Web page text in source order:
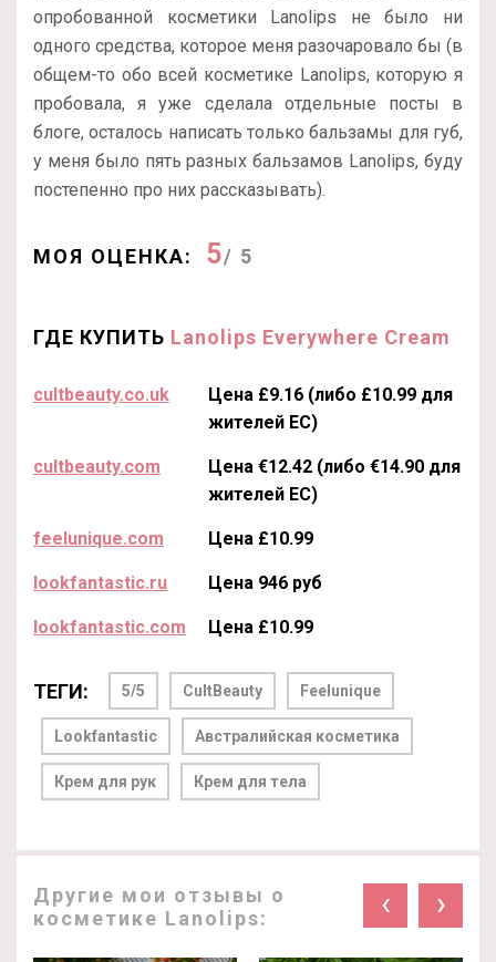
опробованной косметики Lanolips не было ни
одного средства, которое меня разочаровало бы (в
общем-то обо всей косметике Lanolips, которую я
пробовала, я уже сделала отдельные посты в
блоге, осталось написать только бальзамы для губ,
у меня было пять разных бальзамов Lanolips, буду
постепенно про них рассказывать).
МОЯ ОЦЕНКА: 5/ 5
ГДЕ КУПИТЬ Lanolips Everywhere Cream
cultbeauty.co.uk
Цена £9.16 (либо £10.99 для
жителей ЕС)
cultbeauty.com
Цена €12.42 (либо €14.90 для
жителей ЕС)
feelunique.com Цена £10.99
lookfantastic.ru Цена 946 руб
lookfantastic.com Цена £10.99
ТЕГИ: 5/5 CultBeauty Feelunique
Lookfantastic Австралийская косметика
Крем для рук Крем для тела
Другие мои отзывы о
косметике Lanolips:
‹ ›